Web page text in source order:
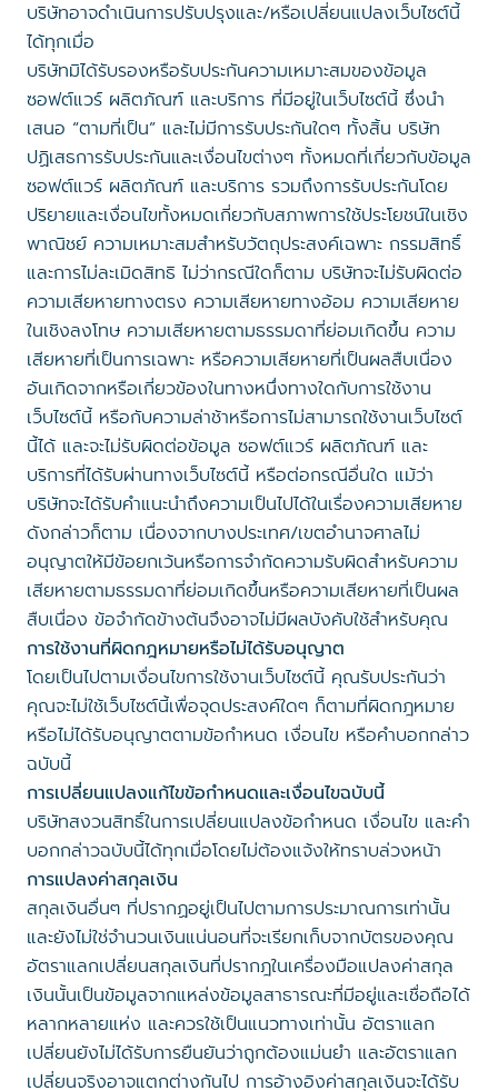
บริษัทอาจดำเนินการปรับปรุงและ/หรือเปลี่ยนแปลงเว็บไซต์นี้
ได้ทุกเมื่อ
บริษัทมิได้รับรองหรือรับประกันความเหมาะสมของข้อมูล
ซอฟต์แวร์ ผลิตภัณฑ์ และบริการ ที่มีอยู่ในเว็บไซต์นี้ ซึ่งนำ
เสนอ “ตามที่เป็น” และไม่มีการรับประกันใดๆ ทั้งสิ้น บริษัท
ปฏิเสธการรับประกันและเงื่อนไขต่างๆ ทั้งหมดที่เกี่ยวกับข้อมูล
ซอฟต์แวร์ ผลิตภัณฑ์ และบริการ รวมถึงการรับประกันโดย
ปริยายและเงื่อนไขทั้งหมดเกี่ยวกับสภาพการใช้ประโยชน์ในเชิง
พาณิชย์ ความเหมาะสมสำหรับวัตถุประสงค์เฉพาะ กรรมสิทธิ์
และการไม่ละเมิดสิทธิ ไม่ว่ากรณีใดก็ตาม บริษัทจะไม่รับผิดต่อ
ความเสียหายทางตรง ความเสียหายทางอ้อม ความเสียหาย
ในเชิงลงโทษ ความเสียหายตามธรรมดาที่ย่อมเกิดขึ้น ความ
เสียหายที่เป็นการเฉพาะ หรือความเสียหายที่เป็นผลสืบเนื่อง
อันเกิดจากหรือเกี่ยวข้องในทางหนึ่งทางใดกับการใช้งาน
เว็บไซต์นี้ หรือกับความล่าช้าหรือการไม่สามารถใช้งานเว็บไซต์
นี้ได้ และจะไม่รับผิดต่อข้อมูล ซอฟต์แวร์ ผลิตภัณฑ์ และ
บริการที่ได้รับผ่านทางเว็บไซต์นี้ หรือต่อกรณีอื่นใด แม้ว่า
บริษัทจะได้รับคำแนะนำถึงความเป็นไปได้ในเรื่องความเสียหาย
ดังกล่าวก็ตาม เนื่องจากบางประเทศ/เขตอำนาจศาลไม่
อนุญาตให้มีข้อยกเว้นหรือการจำกัดความรับผิดสำหรับความ
เสียหายตามธรรมดาที่ย่อมเกิดขึ้นหรือความเสียหายที่เป็นผล
สืบเนื่อง ข้อจำกัดข้างต้นจึงอาจไม่มีผลบังคับใช้สำหรับคุณ
การใช้งานที่ผิดกฎหมายหรือไม่ได้รับอนุญาต
โดยเป็นไปตามเงื่อนไขการใช้งานเว็บไซต์นี้ คุณรับประกันว่า
คุณจะไม่ใช้เว็บไซต์นี้เพื่อจุดประสงค์ใดๆ ก็ตามที่ผิดกฎหมาย
หรือไม่ได้รับอนุญาตตามข้อกำหนด เงื่อนไข หรือคำบอกกล่าว
ฉบับนี้
การเปลี่ยนแปลงแก้ไขข้อกำหนดและเงื่อนไขฉบับนี้
บริษัทสงวนสิทธิ์ในการเปลี่ยนแปลงข้อกำหนด เงื่อนไข และคำ
บอกกล่าวฉบับนี้ได้ทุกเมื่อโดยไม่ต้องแจ้งให้ทราบล่วงหน้า
การแปลงค่าสกุลเงิน
สกุลเงินอื่นๆ ที่ปรากฏอยู่เป็นไปตามการประมาณการเท่านั้น
และยังไม่ใช่จำนวนเงินแน่นอนที่จะเรียกเก็บจากบัตรของคุณ
อัตราแลกเปลี่ยนสกุลเงินที่ปรากฎในเครื่องมือแปลงค่าสกุล
เงินนั้นเป็นข้อมูลจากแหล่งข้อมูลสาธารณะที่มีอยู่และเชื่อถือได้
หลากหลายแห่ง และควรใช้เป็นแนวทางเท่านั้น อัตราแลก
เปลี่ยนยังไม่ได้รับการยืนยันว่าถูกต้องแม่นยำ และอัตราแลก
เปลี่ยนจริงอาจแตกต่างกันไป การอ้างอิงค่าสกุลเงินจะได้รับ